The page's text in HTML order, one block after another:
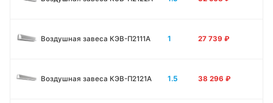
Воздушная завеса КЭВ-П2111A 1 27 739 ₽
Воздушная завеса КЭВ-П2121A 1.5 38 296 ₽